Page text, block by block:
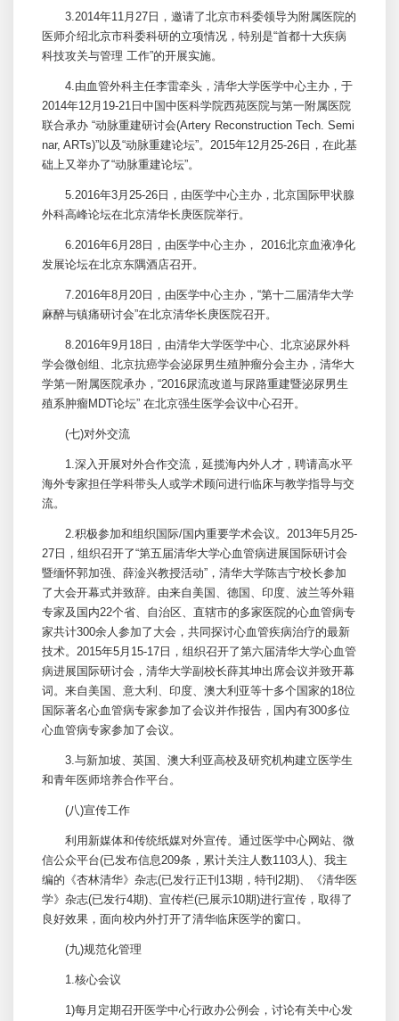
3.2014年11月27日，邀请了北京市科委领导为附属医院的
医师介绍北京市科委科研的立项情况，特别是“首都十大疾病
科技攻关与管理 工作”的开展实施。
4.由血管外科主任李雷牵头，清华大学医学中心主办，于
2014年12月19-21日中国中医科学院西苑医院与第一附属医院
联合承办 “动脉重建研讨会(Artery Reconstruction Tech. Semi
nar, ARTs)”以及“动脉重建论坛”。2015年12月25-26日，在此基
础上又举办了“动脉重建论坛”。
5.2016年3月25-26日，由医学中心主办，北京国际甲状腺
外科高峰论坛在北京清华长庚医院举行。
6.2016年6月28日，由医学中心主办， 2016北京血液净化
发展论坛在北京东隅酒店召开。
7.2016年8月20日，由医学中心主办，“第十二届清华大学
麻醉与镇痛研讨会”在北京清华长庚医院召开。
8.2016年9月18日，由清华大学医学中心、北京泌尿外科
学会微创组、北京抗癌学会泌尿男生殖肿瘤分会主办，清华大
学第一附属医院承办，“2016尿流改道与尿路重建暨泌尿男生
殖系肿瘤MDT论坛” 在北京强生医学会议中心召开。
(七)对外交流
1.深入开展对外合作交流，延揽海内外人才，聘请高水平
海外专家担任学科带头人或学术顾问进行临床与教学指导与交
流。
2.积极参加和组织国际/国内重要学术会议。2013年5月25-
27日，组织召开了“第五届清华大学心血管病进展国际研讨会
暨缅怀郭加强、薛淦兴教授活动”，清华大学陈吉宁校长参加
了大会开幕式并致辞。由来自美国、德国、印度、波兰等外籍
专家及国内22个省、自治区、直辖市的多家医院的心血管病专
家共计300余人参加了大会，共同探讨心血管疾病治疗的最新
技术。2015年5月15-17日，组织召开了第六届清华大学心血管
病进展国际研讨会，清华大学副校长薛其坤出席会议并致开幕
词。来自美国、意大利、印度、澳大利亚等十多个国家的18位
国际著名心血管病专家参加了会议并作报告，国内有300多位
心血管病专家参加了会议。
3.与新加坡、英国、澳大利亚高校及研究机构建立医学生
和青年医师培养合作平台。
(八)宣传工作
利用新媒体和传统纸媒对外宣传。通过医学中心网站、微
信公众平台(已发布信息209条，累计关注人数1103人)、我主
编的《杏林清华》杂志(已发行正刊13期，特刊2期)、《清华医
学》杂志(已发行4期)、宣传栏(已展示10期)进行宣传，取得了
良好效果，面向校内外打开了清华临床医学的窗口。
(九)规范化管理
1.核心会议
1)每月定期召开医学中心行政办公例会，讨论有关中心发